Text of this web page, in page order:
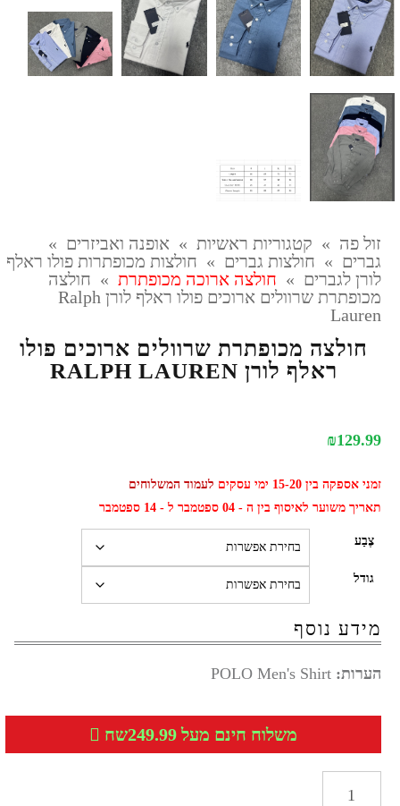
זול פה » קטגוריות ראשיות » אופנה ואביזרים »
גברים » חולצות גברים » חולצות מכופתרות פולו ראלף
לורן לגברים » חולצה ארוכה מכופתרת » חולצה
מכופתרת שרוולים ארוכים פולו ראלף לורן Ralph
Lauren
חולצה מכופתרת שרוולים ארוכים פולו
ראלף לורן RALPH LAUREN
₪129.99
זמני אספקה בין 15-20 ימי עסקים
לעמוד המשלוחים
תאריך משוער לאיסוף בין ה - 04 ספטמבר ל - 14 ספטמבר
צֶבַע
גודל
מידע נוסף
הערות: POLO Men's Shirt
משלוח חינם מעל 249.99שח